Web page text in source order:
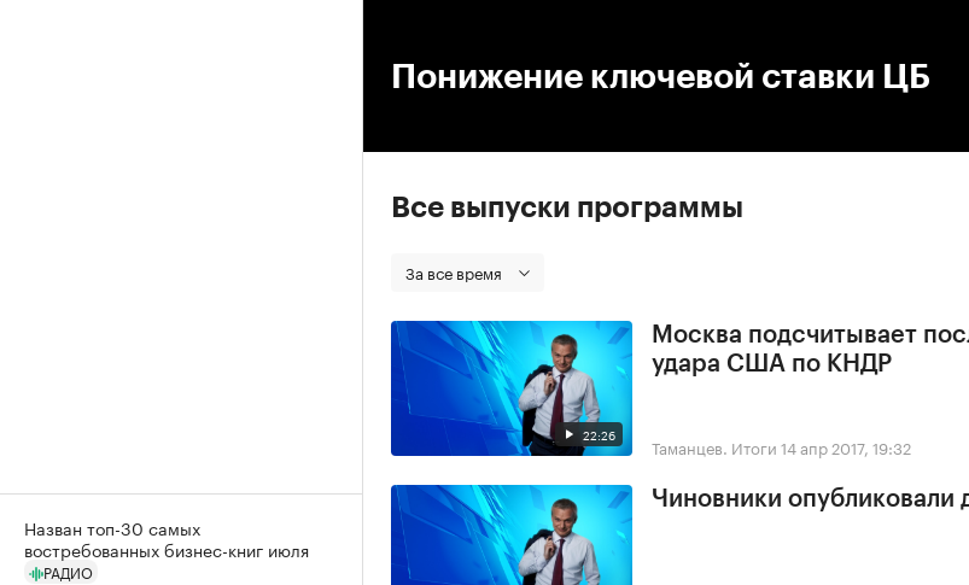
Понижение ключевой ставки ЦБ
Все выпуски программы
За все время
22:26
Москва подсчитывает
удара США по КНДР
Таманцев. Итоги 14 апр 2017, 19:32
Чиновники опубликовали
Назван топ-30 самых
востребованных бизнес-книг июля
РАДИО